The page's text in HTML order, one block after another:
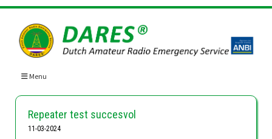
Skip
content
Menu
Repeater test succesvol
11-03-2024